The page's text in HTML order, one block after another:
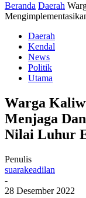
Beranda Daerah
Daerah
Kendal
News
Politik
Utama
Warga
Menjaga
Nilai Luhur
Penulis
suarakeadilan
-
28 Desember 2022